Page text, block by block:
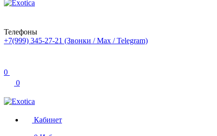
Телефоны
+7(999) 345-27-21 (Звонки / Max / Telegram)
0
0
Кабинет